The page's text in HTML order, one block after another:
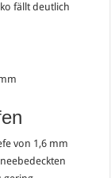
fällt deutlich
von 1,6 mm